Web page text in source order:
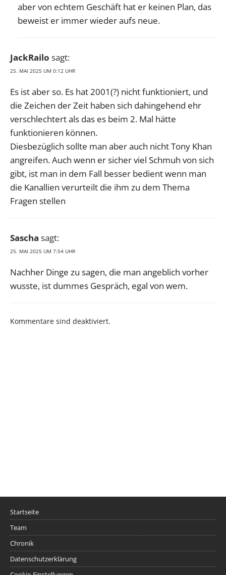
aber von echtem Geschäft hat er keinen Plan, das
beweist er immer wieder aufs neue.
JackRailo sagt:
25. MAI 2025 UM 0:12 UHR
Es ist aber so. Es hat 2001(?) nicht funktioniert, und
die Zeichen der Zeit haben sich dahingehend ehr
verschlechtert als das es beim 2. Mal hätte
funktionieren können.
Diesbezüglich sollte man aber auch nicht Tony Khan
angreifen. Auch wenn er sicher viel Schmuh von sich
gibt, ist man in dem Fall besser bedient wenn man
die Kanallien verurteilt die ihm zu dem Thema
Fragen stellen
Sascha sagt:
25. MAI 2025 UM 7:54 UHR
Nachher Dinge zu sagen, die man angeblich vorher
wusste, ist dummes Gespräch, egal von wem.
Kommentare sind deaktiviert.
Startseite
Team
Chronik
Datenschutzerklärung